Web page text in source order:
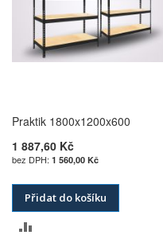
Praktik 1800x1200x600
1 887,60 Kč
1 560,00 Kč
Přidat do košíku